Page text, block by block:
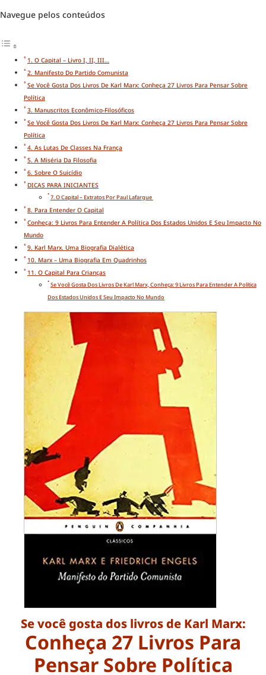
Navegue pelos conteúdos
1. O Capital – Livro I, II, III…
2. Manifesto Do Partido Comunista
Se Você Gosta Dos Livros De Karl Marx: Conheça 27 Livros Para Pensar Sobre
Política
3. Manuscritos Econômico-Filosóficos
Se Você Gosta Dos Livros De Karl Marx: Conheça 27 Livros Para Pensar Sobre
Política
4. As Lutas De Classes Na França
5. A Miséria Da Filosofia
6. Sobre O Suicídio
DICAS PARA INICIANTES
7. O Capital – Extratos Por Paul Lafargue
8. Para Entender O Capital
Conheça: 9 Livros Para Entender A Política Dos Estados Unidos E Seu Impacto No
Mundo
9. Karl Marx. Uma Biografia Dialética
10. Marx – Uma Biografia Em Quadrinhos
11. O Capital Para Crianças
Se Você Gosta Dos Livros De Karl Marx, Conheça: 9 Livros Para Entender A Política
Dos Estados Unidos E Seu Impacto No Mundo
Se você gosta dos livros de Karl Marx:
Conheça 27 Livros Para
Pensar Sobre Política